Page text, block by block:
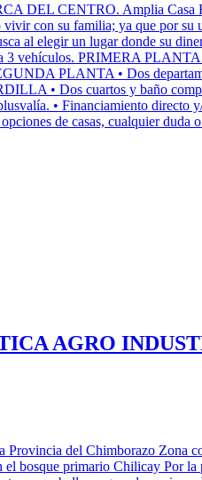
CENTRO. Amplia Casa
con su familia; ya que por
al elegir un lugar donde su
vehículos. PRIMERA PLANTA
PLANTA • Dos
• Dos cuartos y baño
• Financiamiento
de casas, cualquier duda
AGRO
Provincia del Chimborazo Zona
bosque primario Chilicay Por